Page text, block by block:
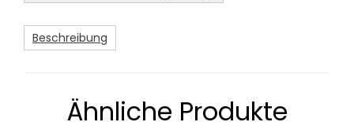
Beschreibung
Ähnliche Produkte